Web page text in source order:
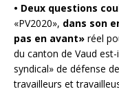
• Deux questions
«PV2020», dans son
pas en avant» réel
du canton de Vaud
syndical» de défense
travailleurs et